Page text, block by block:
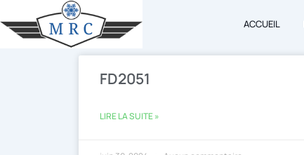
au
ACCUEIL
FD2051
LIRE LA SUITE »